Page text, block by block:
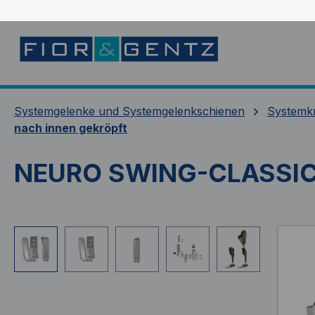
Systemgelenke und Systemgelenkschienen
nach innen gekröpft
NEURO SWING-
Bildergalerie überspringen